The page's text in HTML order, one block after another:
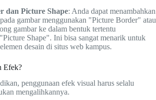
dan Picture Shape: Anda dapat menambahkan
gambar menggunakan "Picture Border" atau
gambar ke dalam bentuk tertentu
Shape". Ini bisa sangat menarik untuk
desain di situs web kampus.
Efek?
penggunaan efek visual harus selalu
mengalihkannya.